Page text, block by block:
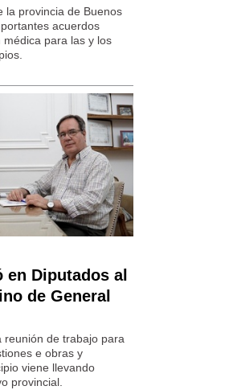
la provincia de Buenos
acuerdos
para las y los
Diputados al
de General
reunión de trabajo para
e obras y
viene llevando
provincial.